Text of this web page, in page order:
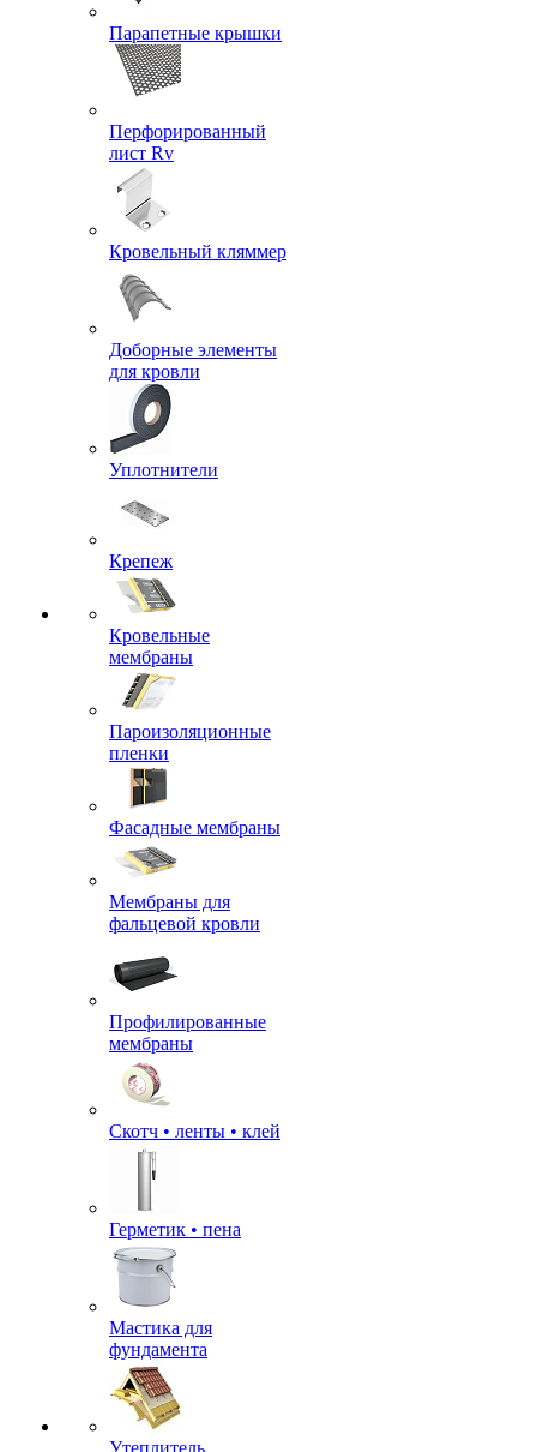
Парапетные крышки
Перфорированный
лист Rv
Кровельный кляммер
Доборные элементы
для кровли
Уплотнители
Крепеж
Кровельные
мембраны
Пароизоляционные
пленки
Фасадные мембраны
Мембраны для
фальцевой кровли
Профилированные
мембраны
Скотч • ленты • клей
Герметик • пена
Мастика для
фундамента
Утеплитель